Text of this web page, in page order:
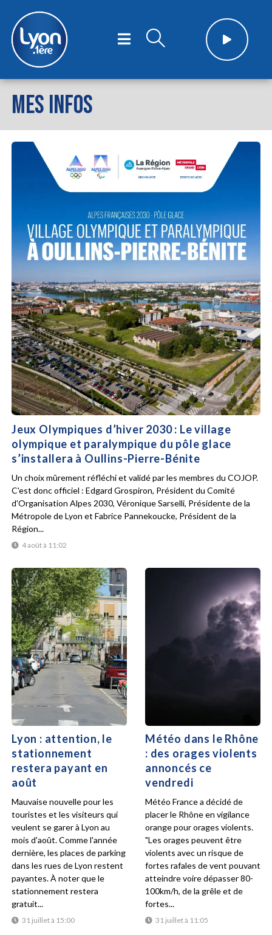
MES INFOS
Jeux Olympiques d’hiver 2030 : Le village
olympique et paralympique du pôle glace
s’installera à Oullins-Pierre-Bénite
4 août à 11:02
Un choix mûrement réfléchi et validé par les membres du COJOP.
C'est donc officiel : Edgard Grospiron, Président du Comité
d'Organisation Alpes 2030, Véronique Sarselli, Présidente de la
Métropole de Lyon et Fabrice Pannekoucke, Président de la
Région...
Lyon : attention, le
stationnement
restera payant en
août
31 juillet à 15:00
Mauvaise nouvelle pour les
touristes et les visiteurs qui
veulent se garer à Lyon au
mois d'août. Comme l'année
dernière, les places de parking
dans les rues de Lyon restent
payantes. À noter que le
stationnement restera
gratuit...
Météo dans le Rhône
: des orages violents
annoncés ce
vendredi
31 juillet à 11:05
Météo France a décidé de
placer le Rhône en vigilance
orange pour orages violents.
"Les orages peuvent être
violents avec un risque de
fortes rafales de vent pouvant
atteindre voire dépasser 80-
100km/h, de la grêle et de
fortes...